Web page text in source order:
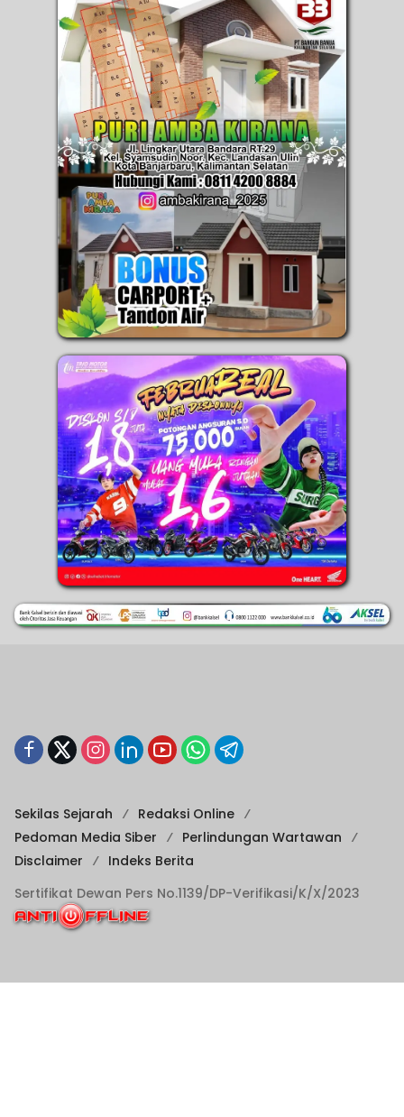
Sekilas Sejarah
Redaksi Online
Pedoman Media Siber
Perlindungan Wartawan
Disclaimer
Indeks Berita
Sertifikat Dewan Pers No.1139/DP-Verifikasi/K/X/2023